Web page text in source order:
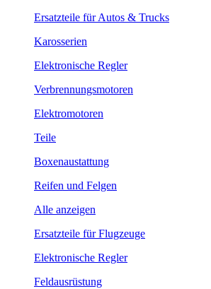
Ersatzteile für Autos & Trucks
Karosserien
Elektronische Regler
Verbrennungsmotoren
Elektromotoren
Teile
Boxenaustattung
Reifen und Felgen
Alle anzeigen
Ersatzteile für Flugzeuge
Elektronische Regler
Feldausrüstung